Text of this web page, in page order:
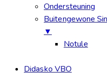
Ondersteuning
Buitengewone
▼
Notule
Didasko VBO